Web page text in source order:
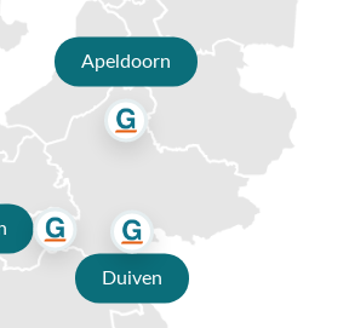
je parasol te verlengen raden we aan
gebruiken als je deze niet gebruikt.
de Platinum Voyager T1
Bel, mail of kom langs in Opheusden,
helpen u graag bij het maken van
goede zweefparasol.
Apeldoorn
Duiven